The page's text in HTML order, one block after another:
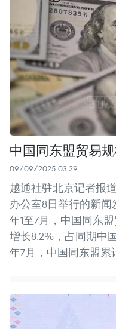
中国同东盟贸易
09/09/2025 03:29
越通社驻北京记者报
办公室8日举行的新
年1至7月，中国同东
增长8.2%，占同期中
年7月，中国同东盟累